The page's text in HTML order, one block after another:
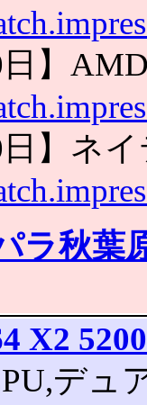
日】
日】ネ
ラ秋葉
X2
デュ